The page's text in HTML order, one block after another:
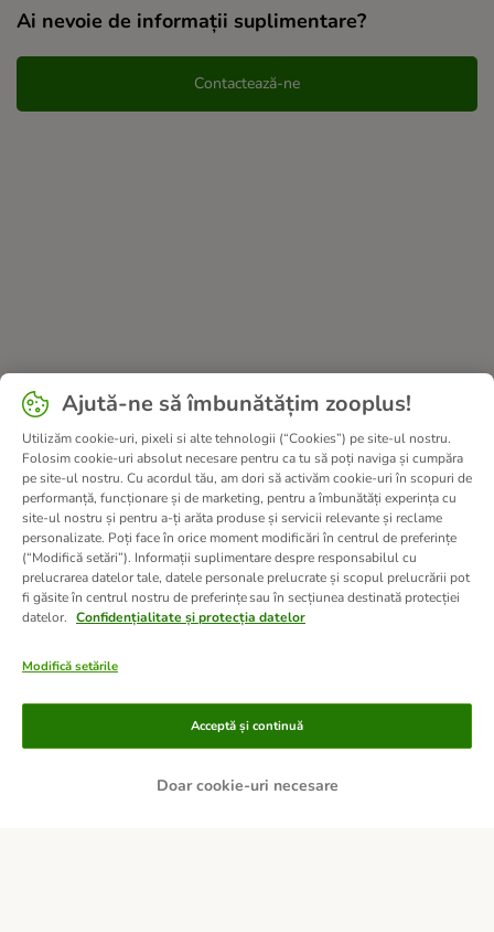
Ai nevoie de informații suplimentare?
Contactează-ne
Metode de plată
PLATĂ RAMBURS LA LIVRARE TRANSFER BANCAR
Ajută-ne să îmbunătățim zooplus!
Utilizăm cookie-uri, pixeli si alte tehnologii (“Cookies”) pe site-ul nostru.
Folosim cookie-uri absolut necesare pentru ca tu să poți naviga și cumpăra
pe site-ul nostru. Cu acordul tău, am dori să activăm cookie-uri în scopuri de
performanță, funcționare și de marketing, pentru a îmbunătăți experința cu
site-ul nostru și pentru a-ți arăta produse și servicii relevante și reclame
personalizate. Poți face în orice moment modificări în centrul de preferințe
(“Modifică setări”). Informații suplimentare despre responsabilul cu
prelucrarea datelor tale, datele personale prelucrate și scopul prelucrării pot
fi găsite în centrul nostru de preferințe sau în secțiunea destinată protecției
datelor. Confidențialitate și protecția datelor
Modifică setările
Doar cookie-uri necesare
Acceptă și continuă